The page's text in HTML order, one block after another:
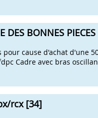
DES BONNES
cause d'achat d'une
Cadre avec bras
rcx [34]